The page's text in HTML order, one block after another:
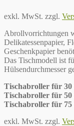
exkl. MwSt. zzgl.
Abrollvorrichtungen
Delikatessenpapier,
Geschenkpapier
Das Tischmodell ist
Hülsendurchmesser
Tischabroller für 30
Tischabroller für 50
Tischabroller für 75
exkl. MwSt. zzgl.